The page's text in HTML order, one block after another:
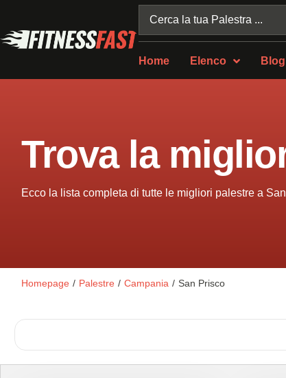
Home Elenco Blog
Trova la
Ecco la lista completa di tutte le migliori palestre a
Homepage / Palestre / Campania / San Prisco